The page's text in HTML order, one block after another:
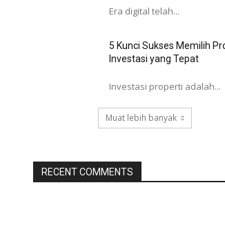
Era digital telah...
5 Kunci Sukses Memilih
Investasi yang Tepat
Investasi properti adalah...
Muat lebih banyak
RECENT COMMENTS